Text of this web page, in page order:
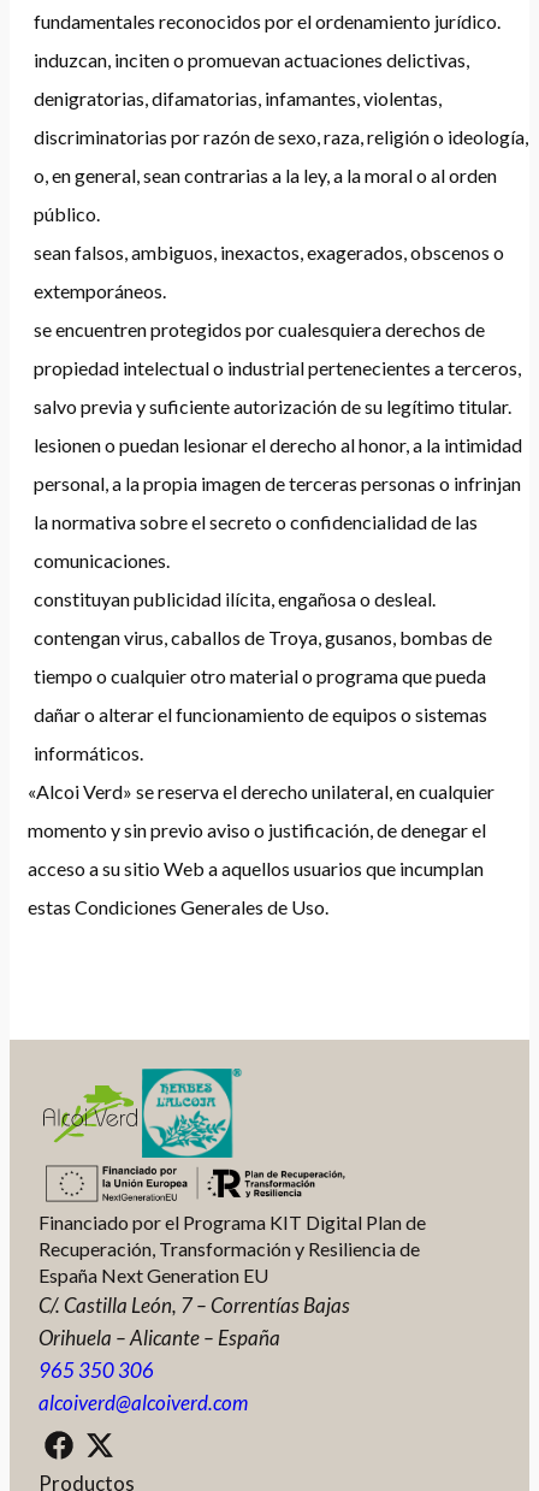
fundamentales reconocidos por el ordenamiento jurídico.
induzcan, inciten o promuevan actuaciones delictivas,
denigratorias, difamatorias, infamantes, violentas,
discriminatorias por razón de sexo, raza, religión o ideología,
o, en general, sean contrarias a la ley, a la moral o al orden
público.
sean falsos, ambiguos, inexactos, exagerados, obscenos o
extemporáneos.
se encuentren protegidos por cualesquiera derechos de
propiedad intelectual o industrial pertenecientes a terceros,
salvo previa y suficiente autorización de su legítimo titular.
lesionen o puedan lesionar el derecho al honor, a la intimidad
personal, a la propia imagen de terceras personas o infrinjan
la normativa sobre el secreto o confidencialidad de las
comunicaciones.
constituyan publicidad ilícita, engañosa o desleal.
contengan virus, caballos de Troya, gusanos, bombas de
tiempo o cualquier otro material o programa que pueda
dañar o alterar el funcionamiento de equipos o sistemas
informáticos.
«Alcoi Verd» se reserva el derecho unilateral, en cualquier
momento y sin previo aviso o justificación, de denegar el
acceso a su sitio Web a aquellos usuarios que incumplan
estas Condiciones Generales de Uso.
Financiado por el Programa KIT Digital Plan de
Recuperación, Transformación y Resiliencia de
España Next Generation EU
C/. Castilla León, 7 – Correntías Bajas
Orihuela – Alicante – España
965 350 306
alcoiverd@alcoiverd.com
Productos